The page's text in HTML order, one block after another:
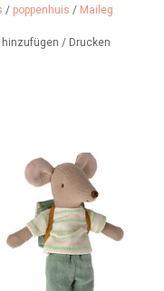
/ poppenhuis / Maileg
/ Drucken